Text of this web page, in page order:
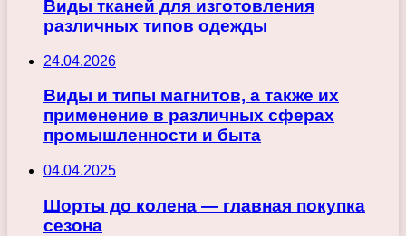
Виды тканей для изготовления
различных типов одежды
24.04.2026
Виды и типы магнитов, а также их
применение в различных сферах
промышленности и быта
04.04.2025
Шорты до колена — главная покупка
сезона